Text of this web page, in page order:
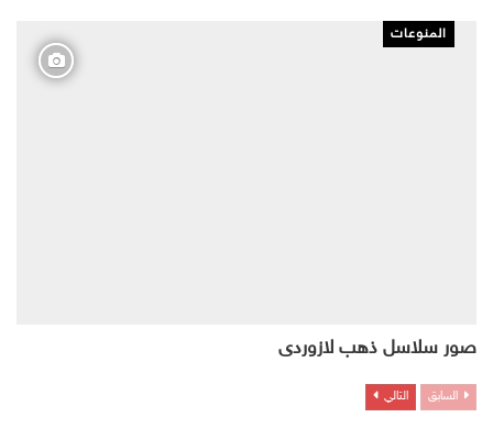
المنوعات
صور سلاسل ذهب لازوردى
السابق التالي